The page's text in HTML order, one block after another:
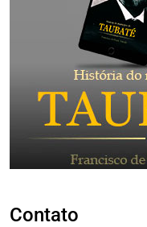
Contato